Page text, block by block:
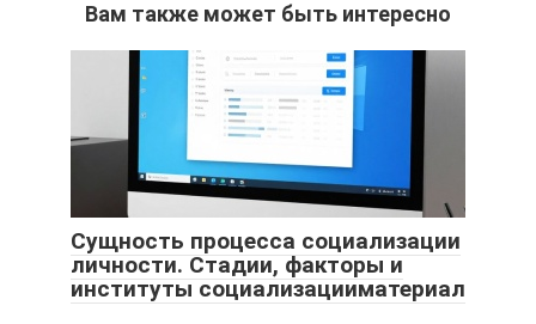
Вам также может быть интересно
Сущность процесса социализации
личности. Стадии, факторы и
институты социализацииматериал